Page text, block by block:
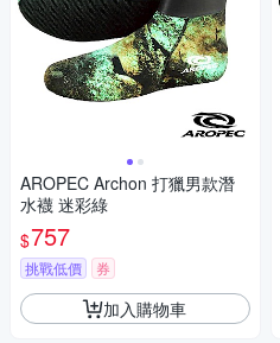
AROPEC Archon 打獵男款潛
水襪 迷彩綠
$757
挑戰低價 券
加入購物車